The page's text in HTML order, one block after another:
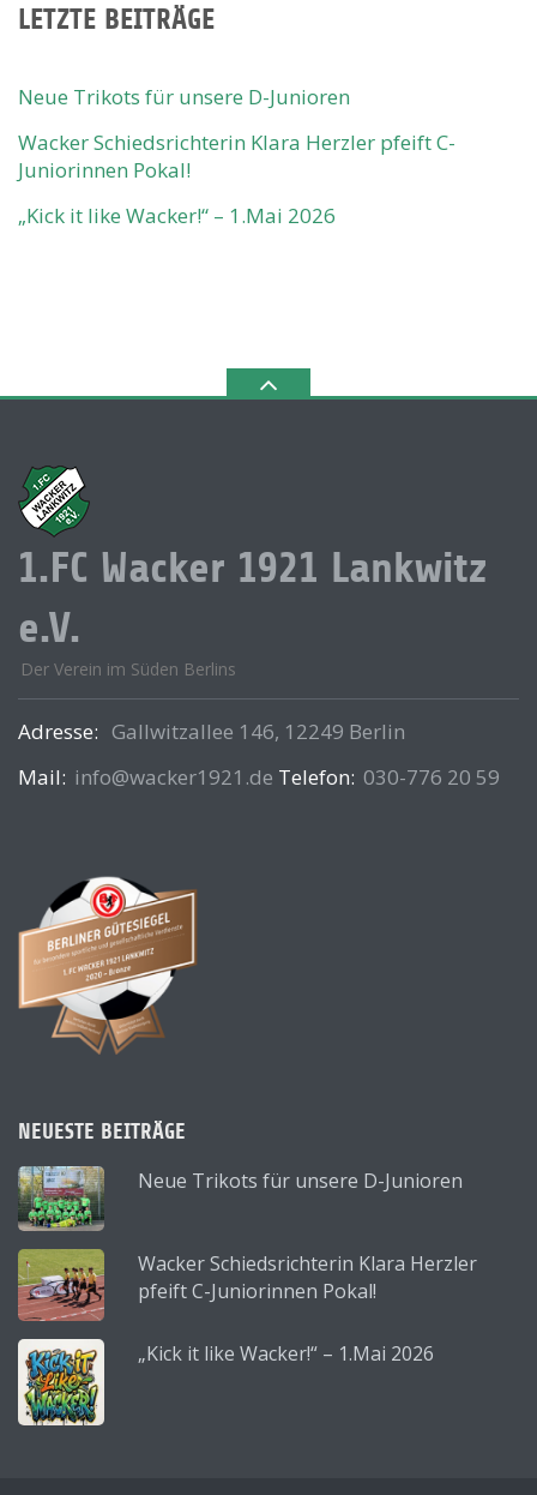
LETZTE BEITRÄGE
Neue Trikots für unsere D-Junioren
Wacker Schiedsrichterin Klara Herzler pfeift C-
Juniorinnen Pokal!
„Kick it like Wacker!“ – 1.Mai 2026
1.FC Wacker 1921 Lankwitz
e.V.
Der Verein im Süden Berlins
Adresse: Gallwitzallee 146, 12249 Berlin
Mail: info@wacker1921.de Telefon: 030-776 20 59
NEUESTE BEITRÄGE
Neue Trikots für unsere D-Junioren
Wacker Schiedsrichterin Klara Herzler
pfeift C-Juniorinnen Pokal!
„Kick it like Wacker!“ – 1.Mai 2026